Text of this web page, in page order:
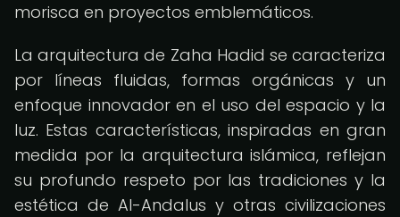
morisca en proyectos emblemáticos.
La arquitectura de Zaha Hadid se caracteriza
por líneas fluidas, formas orgánicas y un
enfoque innovador en el uso del espacio y la
luz. Estas características, inspiradas en gran
medida por la arquitectura islámica, reflejan
su profundo respeto por las tradiciones y la
estética de Al-Andalus y otras civilizaciones